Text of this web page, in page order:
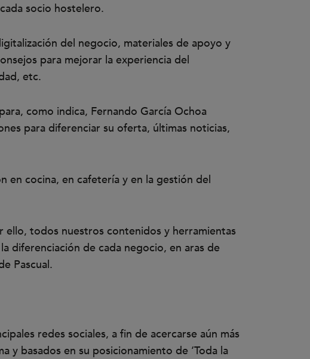
socio hostelero.
del negocio, materiales de apoyo y
para mejorar la experiencia del
etc.
como indica, Fernando García Ochoa
para diferenciar su oferta, últimas noticias,
en cocina, en cafetería y en la gestión del
ello, todos nuestros contenidos y herramientas
diferenciación de cada negocio, en aras de
Pascual.
redes sociales, a fin de acercarse aún más
basados en su posicionamiento de ‘Toda la